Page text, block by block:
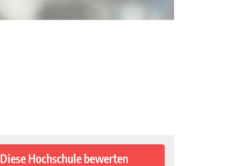
Diese Hochschule bewerten